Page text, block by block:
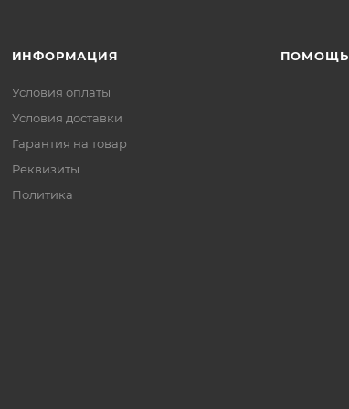
ИНФОРМАЦИЯ
Условия оплаты
Условия доставки
Гарантия на товар
Реквизиты
Политика
ПОМОЩЬ